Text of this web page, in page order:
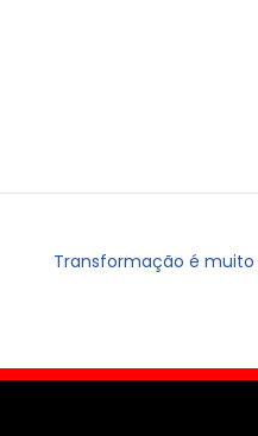
Transformação é